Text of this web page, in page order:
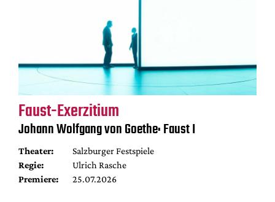
Faust-Exerzitium
Johann Wolfgang von Goethe: Faust I
Theater:
Salzburger Festspiele
Regie:
Ulrich Rasche
Premiere:
25.07.2026